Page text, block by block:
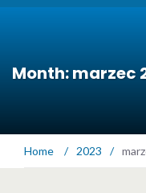
Month: marzec
Home / 2023 /